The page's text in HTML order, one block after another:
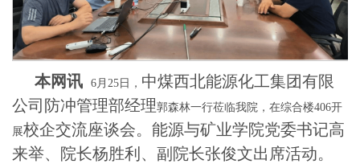
本网讯 6月25日， 中煤西北能源化工集团有限
公司 防冲管理部经理郭森林一行莅临我院，在综合楼406开
展校企交流座谈会。能源与矿业学院党委书记高
来举、院长杨胜利、副院长张俊文出席活动。